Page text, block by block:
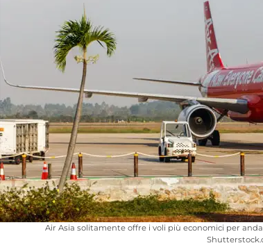
Air Asia solitamente offre i voli più economici per